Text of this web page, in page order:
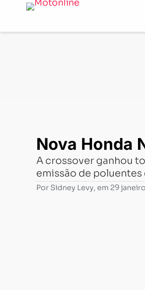
Nova Honda
A crossover ganhou
emissão de
Por Sidney Levy, em 29